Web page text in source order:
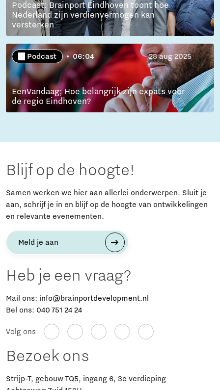
Podcast: Brainport Eindhoven toont hoe
Nederland zijn verdienvermogen kan
versterken
Podcast 06:04 28 aug 2025
EenVandaag; Hoe belangrijk zijn expats voor
de regio Eindhoven?
Blijf op de hoogte!
Samen werken we hier aan allerlei onderwerpen. Sluit je
aan, schrijf je in en blijf op de hoogte van ontwikkelingen
en relevante evenementen.
Meld je aan
Heb je een vraag?
Mail ons: info@brainportdevelopment.nl
Bel ons: 040 751 24 24
Volg ons
Bezoek ons
Strijp-T, gebouw TQ5, ingang 6, 3e verdieping